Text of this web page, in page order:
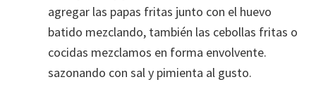
agregar las papas fritas junto con el huevo
batido mezclando, también las cebollas fritas o
cocidas mezclamos en forma envolvente.
sazonando con sal y pimienta al gusto.